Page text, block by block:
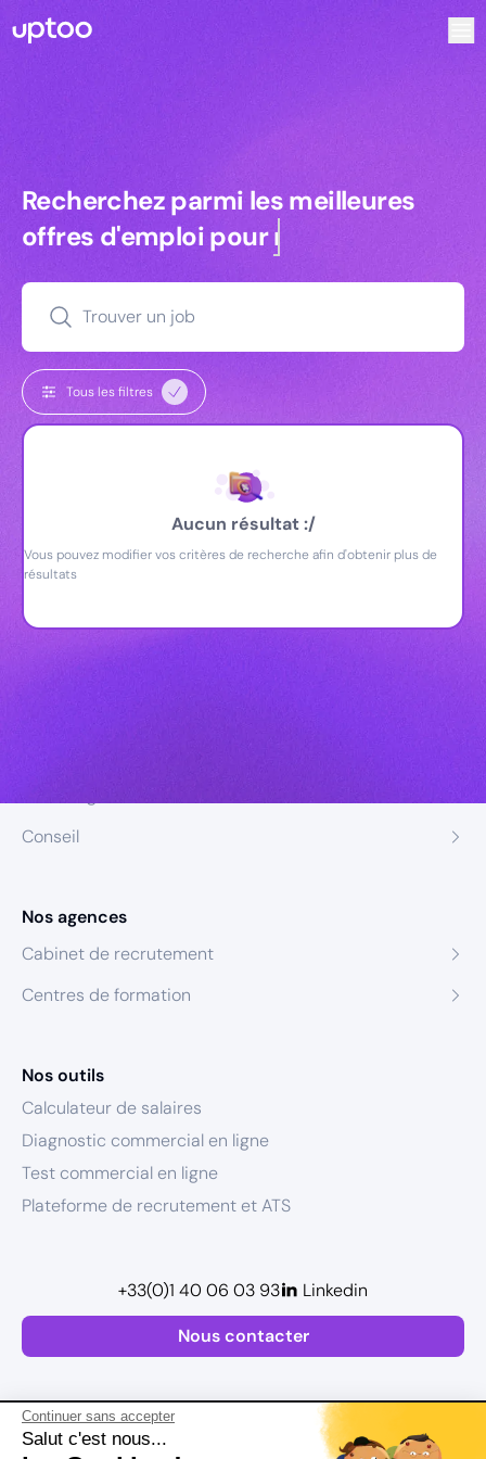
Continuer sans accepter
Salut c'est nous...
Recherchez parmi les meilleures
Recherchez parmi les meilleures
offres d'emploi pourmanagers
Trouver un job
Tous les filtres
Aucun résultat :/
Vous pouvez modifier vos critères de recherche afin d'obtenir plus de
résultats
Conseil
Nos agences
Cabinet de recrutement
Centres de formation
Nos outils
Calculateur de salaires
Diagnostic commercial en ligne
Test commercial en ligne
Plateforme de recrutement et ATS
Nous contacter
+33(0)1 40 06 03 93 Linkedin